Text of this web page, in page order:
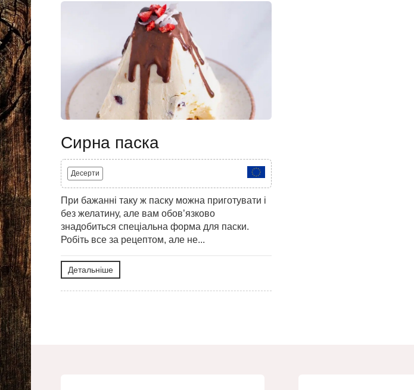
Сирна паска
Десерти
При бажанні таку ж паску можна приготувати і
без желатину, але вам обов’язково
знадобиться спеціальна форма для паски.
Робіть все за рецептом, але не...
Детальніше